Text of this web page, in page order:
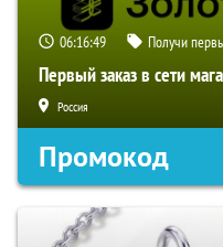
06:16:48 Получи
Первый заказ в сети
Россия
Промокод